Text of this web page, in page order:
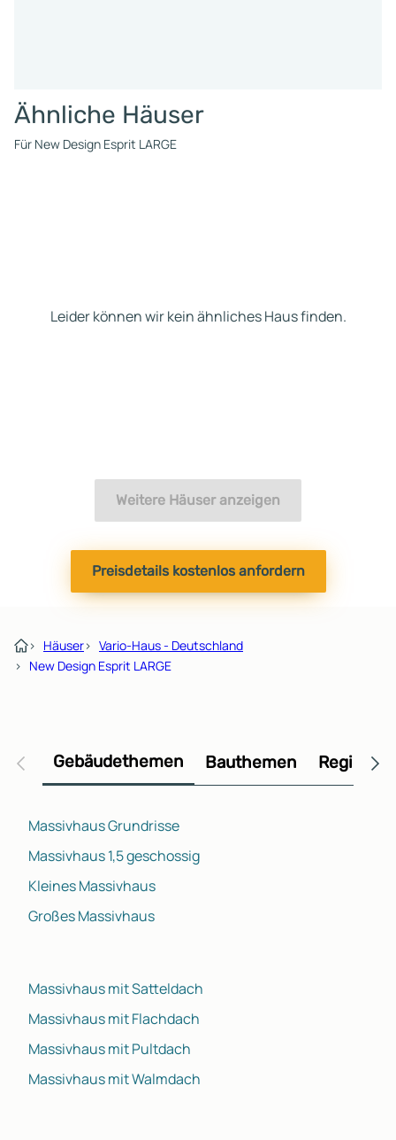
Ähnliche Häuser
Für New Design Esprit LARGE
Leider können wir kein ähnliches Haus finden.
Weitere Häuser anzeigen
Preisdetails kostenlos anfordern
› Häuser› Vario-Haus - Deutschland
› New Design Esprit LARGE
Gebäudethemen Bauthemen
Massivhaus Grundrisse
Massivhaus 1,5 geschossig
Kleines Massivhaus
Großes Massivhaus
Massivhaus mit Satteldach
Massivhaus mit Flachdach
Massivhaus mit Pultdach
Massivhaus mit Walmdach